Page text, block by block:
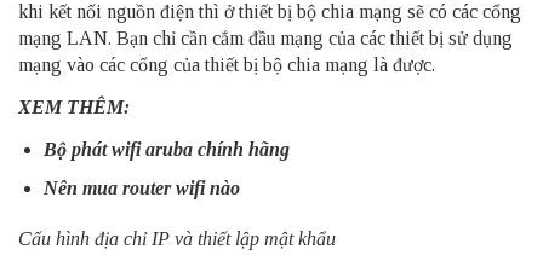
khi kết nối nguồn điện thì ở thiết bị bộ chia mạng sẽ có các cổng
mạng LAN. Bạn chỉ cần cắm đầu mạng của các thiết bị sử dụng
mạng vào các cổng của thiết bị bộ chia mạng là được.
XEM THÊM:
Bộ phát wifi arubachính hãng
Nên mua router wifi nào
Cấu hình địa chỉ IP và thiết lập mật khẩu